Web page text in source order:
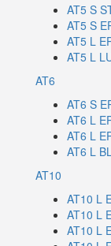
AT5 S
AT5 S
AT5 L
AT5 L
AT6
AT6 S
AT6 L
AT6 L
AT6 L
AT10
AT10 L
AT10 L
AT10 L